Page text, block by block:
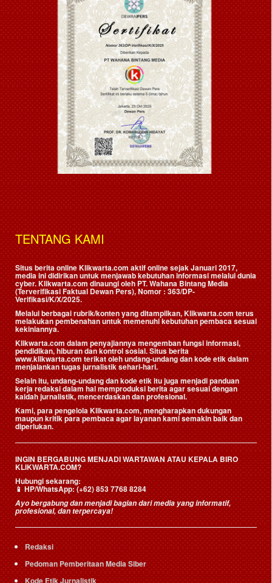
TENTANG KAMI
Situs berita online Klikwarta.com aktif online sejak Januari 2017,
media ini didirikan untuk menjawab kebutuhan informasi melalui dunia
cyber. Klikwarta.com dinaungi oleh PT. Wahana Bintang Media
(Terverifikasi Faktual Dewan Pers), Nomor : 363/DP-
Verifikasi/K/X/2025.
Melalui berbagai rubrik/konten yang ditampilkan, Klikwarta.com terus
melakukan pembenahan untuk memenuhi kebutuhan pembaca sesuai
kekiniannya.
Klikwarta.com dalam penyajiannya mengemban fungsi informasi,
pendidikan, hiburan dan kontrol sosial. Situs berita
www.klikwarta.com terikat oleh undang-undang dan kode etik dalam
menjalankan tugas jurnalistik sehari-hari.
Selain itu, undang-undang dan kode etik itu juga menjadi panduan
kerja redaksi dalam hal memproduksi berita agar sesuai dengan
kaidah jurnalistik, mencerdaskan dan profesional.
Kami, para pengelola Klikwarta.com, mengharapkan dukungan
maupun kritik para pembaca agar layanan kami semakin baik dan
diperlukan.
INGIN BERGABUNG MENJADI WARTAWAN ATAU KEPALA BIRO
KLIKWARTA.COM?
Hubungi sekarang:
📱HP/WhatsApp:(+62) 853 7768 8284
Ayo bergabung dan menjadi bagian dari media yang informatif,
profesional, dan terpercaya!
Redaksi
Pedoman Pemberitaan Media Siber
Kode Etik Jurnalistik